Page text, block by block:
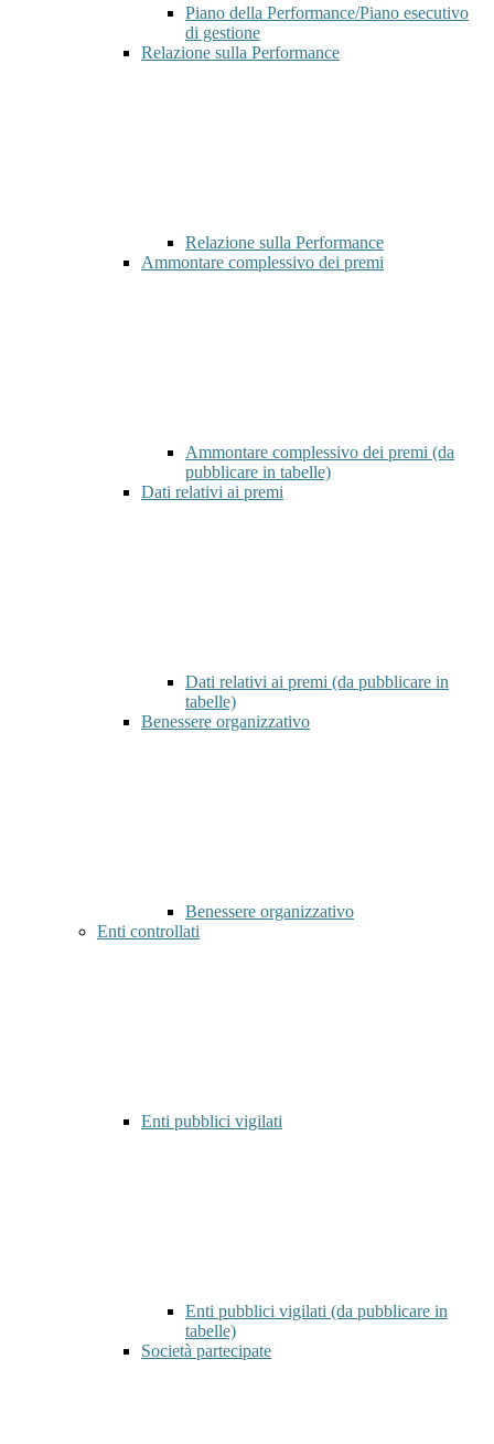
Piano della Performance/Piano esecutivo
di gestione
Relazione sulla Performance
Relazione sulla Performance
Ammontare complessivo dei premi
Ammontare complessivo dei premi (da
pubblicare in tabelle)
Dati relativi ai premi
Dati relativi ai premi (da pubblicare in
tabelle)
Benessere organizzativo
Benessere organizzativo
Enti controllati
Enti pubblici vigilati
Enti pubblici vigilati (da pubblicare in
tabelle)
Società partecipate